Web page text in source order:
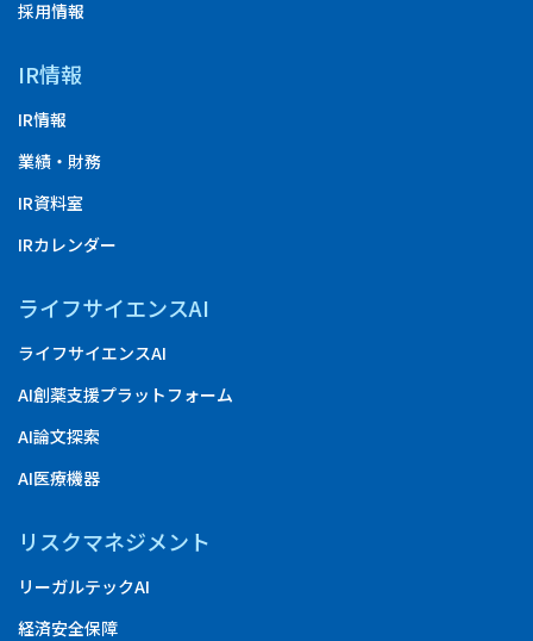
採用情報
IR情報
IR情報
業績・財務
IR資料室
IRカレンダー
ライフサイエンスAI
ライフサイエンスAI
AI創薬支援プラットフォーム
AI論文探索
AI医療機器
リスクマネジメント
リーガルテックAI
経済安全保障